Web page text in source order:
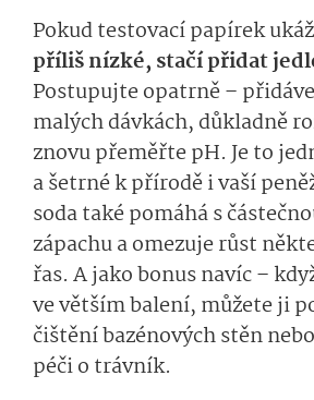
Pokud testovací papírek
příliš nízké, stačí přidat
Postupujte opatrně –
malých dávkách, důkladně
znovu přeměřte pH. Je to
a šetrné k přírodě i vaší
soda také pomáhá s
zápachu a omezuje růst
řas. A jako bonus navíc –
ve větším balení, můžete ji
čištění bazénových stěn
péči o trávník.